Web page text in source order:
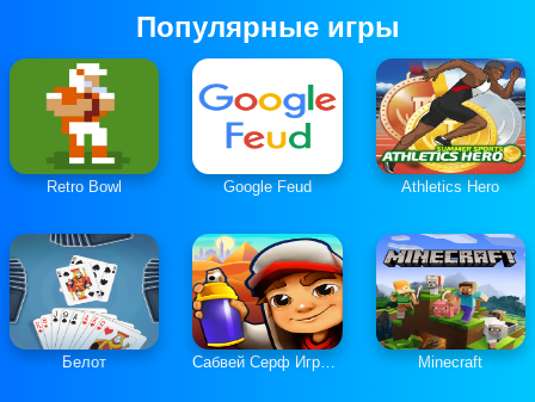
Популярные игры
Retro Bowl Google Feud Athletics Hero
Белот Сабвей Серф Играть Онлайн Minecraft